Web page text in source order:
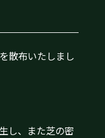
散布いたしまし
し、また芝の密